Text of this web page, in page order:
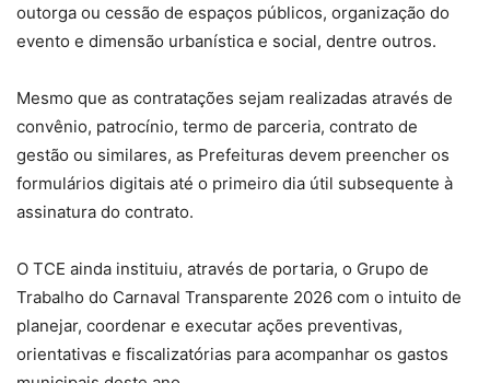
outorga ou cessão de espaços públicos, organização do
evento e dimensão urbanística e social, dentre outros.
Mesmo que as contratações sejam realizadas através de
convênio, patrocínio, termo de parceria, contrato de
gestão ou similares, as Prefeituras devem preencher os
formulários digitais até o primeiro dia útil subsequente à
assinatura do contrato.
O TCE ainda instituiu, através de portaria, o Grupo de
Trabalho do Carnaval Transparente 2026 com o intuito de
planejar, coordenar e executar ações preventivas,
orientativas e fiscalizatórias para acompanhar os gastos